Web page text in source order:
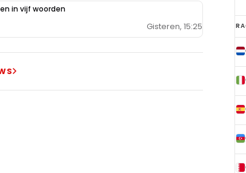
in vijf woorden
Gisteren, 15:25